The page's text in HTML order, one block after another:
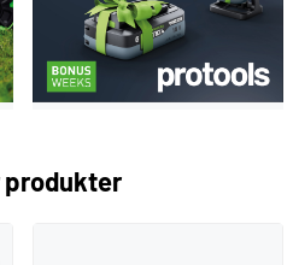
produkter